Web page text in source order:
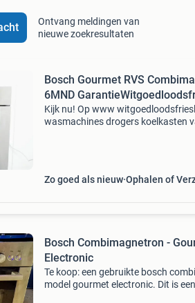
Ontvang meldingen van
nieuwe zoekresultaten
Bosch Gourmet RVS
6MND
Kijk nu! Op www
wasmachines drogers koelkasten
Zo goed als nieuw Ophalen of
Bosch Combimagnetron -
Electronic
Te koop: een gebruikte bosch
model gourmet electronic. Dit is